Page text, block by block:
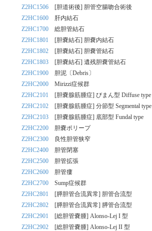
Z2HC1506
[胆道術後] 胆管空腸吻合術後
Z2HC1600
肝内結石
Z2HC1700
総胆管結石
Z2HC1801
[胆嚢結石] 胆嚢内結石
Z2HC1802
[胆嚢結石] 胆嚢管結石
Z2HC1803
[胆嚢結石] 遺残胆嚢管結石
Z2HC1900
胆泥〔Debris〕
Z2HC2000
Mirizzi症候群
Z2HC2101
[胆嚢腺筋腫症] びまん型 Diffuse type
Z2HC2102
[胆嚢腺筋腫症] 分節型 Segmental type
Z2HC2103
[胆嚢腺筋腫症] 底部型 Fundal type
Z2HC2200
胆嚢ポリープ
Z2HC2300
良性胆管狭窄
Z2HC2400
胆管閉塞
Z2HC2500
胆管拡張
Z2HC2600
胆管瘻
Z2HC2700
Sump症候群
Z2HC2801
[膵胆管合流異常] 胆管合流型
Z2HC2802
[膵胆管合流異常] 膵管合流型
Z2HC2901
[総胆管嚢腫] Alonso-Lej I 型
Z2HC2902
[総胆管嚢腫] Alonso-Lej II 型